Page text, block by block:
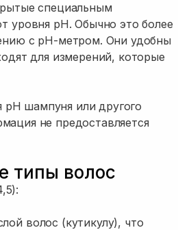
специальным
уровня pH. Обычно это более
с pH-метром. Они удобны
для измерений, которые
шампуня или другого
не предоставляется
типы волос
волос (кутикулу), что